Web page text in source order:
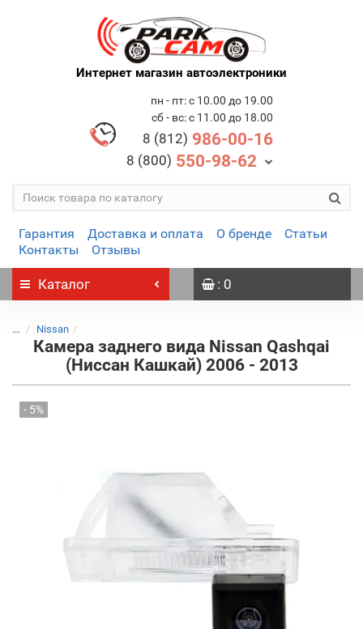
Интернет магазин автоэлектроники
пн - пт: с 10.00 до 19.00
сб - вс: с 11.00 до 18.00
8 (812) 986-00-16
8 (800) 550-98-62
Гарантия Доставка и оплата О бренде
Статьи
Контакты
Отзывы
Каталог : 0
... Nissan
Камера заднего вида Nissan Qashqai
(Ниссан Кашкай) 2006 - 2013
- 5%